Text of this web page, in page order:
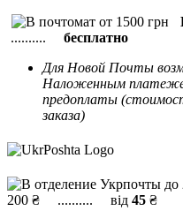
.......... бесплатно
Для Новой Почты
Наложенным
предоплаты
заказа)
200 ₴ .......... від 45 ₴